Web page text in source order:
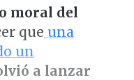
moral del
que una
un
a lanzar